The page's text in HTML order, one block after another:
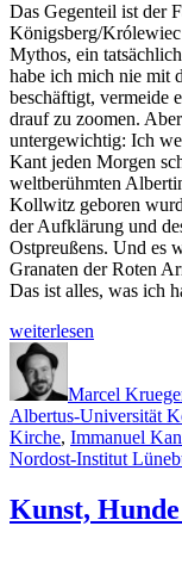
Das Gegenteil ist der
Königsberg/
Mythos, ein
habe ich mich nie mit
beschäftigt, vermeide
drauf zu zoomen.
untergewichtig: Ich
Kant jeden Morgen
weltberühmten
Kollwitz geboren
der Aufklärung und
Ostpreußens. Und es
Granaten der Roten
Das ist alles, was ich
„Kaliningrad,
mon
amour
(I):
Duell
wegen
einer
weiterlesen
Marcel
Albertus-Universität
Kirche, Immanuel
Nordost-Institut
Kunst,